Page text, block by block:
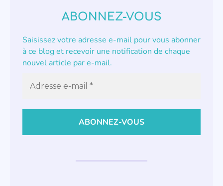
ABONNEZ-VOUS
Saisissez votre adresse e-mail pour vous abonner
à ce blog et recevoir une notification de chaque
nouvel article par e-mail.